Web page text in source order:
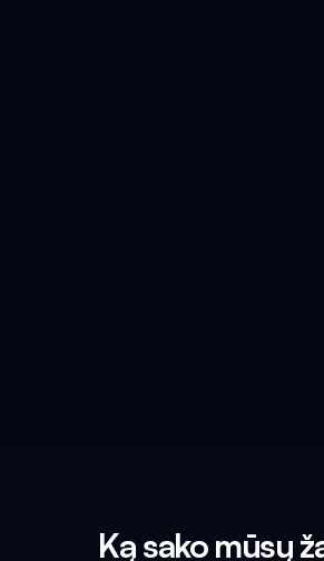
Ką sako mūsų